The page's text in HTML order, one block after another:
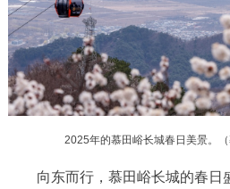
2025年的慕田峪长城春日美景。（
向东而行，慕田峪长城的春日